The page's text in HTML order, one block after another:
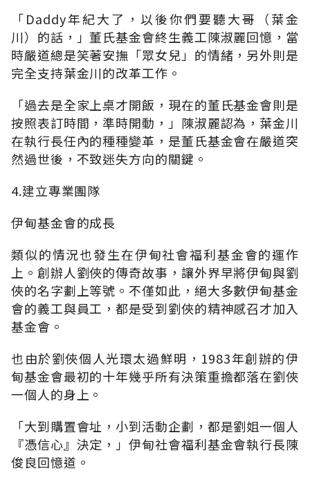
「Daddy年紀大了，以後你們要聽大哥（葉金
川）的話，」董氏基金會終生義工陳淑麗回憶，當
時嚴道總是笑著安撫「眾女兒」的情緒，另外則是
完全支持葉金川的改革工作。
「過去是全家上桌才開飯，現在的董氏基金會則是
按照表訂時間，準時開動，」陳淑麗認為，葉金川
在執行長任內的種種變革，是董氏基金會在嚴道突
然過世後，不致迷失方向的關鍵。
4.建立專業團隊
伊甸基金會的成長
類似的情況也發生在伊甸社會福利基金會的運作
上。創辦人劉俠的傳奇故事，讓外界早將伊甸與劉
俠的名字劃上等號。不僅如此，絕大多數伊甸基金
會的義工與員工，都是受到劉俠的精神感召才加入
基金會。
也由於劉俠個人光環太過鮮明，1983年創辦的伊
甸基金會最初的十年幾乎所有決策重擔都落在劉俠
一個人的身上。
「大到購置會址，小到活動企劃，都是劉姐一個人
『憑信心』決定，」伊甸社會福利基金會執行長陳
俊良回憶道。